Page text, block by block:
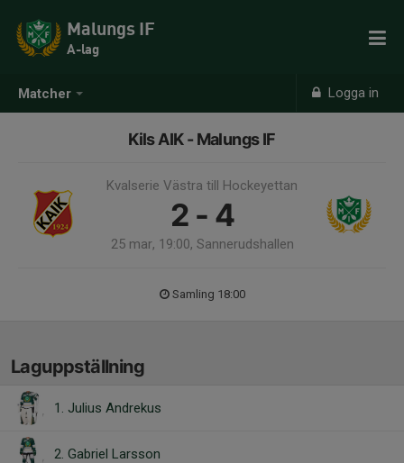
Matcher Logga in
Malungs IF
A-lag
Kils AIK - Malungs IF
Kvalserie Västra till Hockeyettan
2 - 4
25 mar, 19:00, Sannerudshallen
Samling 18:00
Laguppställning
1. Julius Andrekus
2. Gabriel Larsson